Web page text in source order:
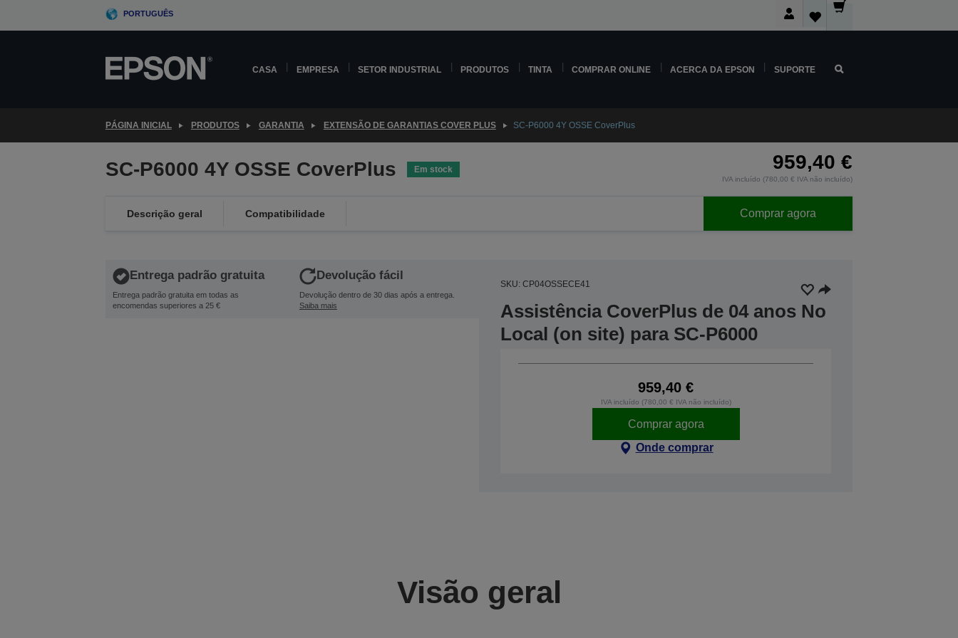
PORTUGUÊS
CASA EMPRESA SETOR INDUSTRIAL PRODUTOS TINTA COMPRAR ONLINE ACERCA DA EPSON SUPORTE
PÁGINA INICIAL PRODUTOS GARANTIA EXTENSÃO DE GARANTIAS COVER PLUS SC-P6000 4Y OSSE CoverPlus
SC-P6000 4Y OSSE CoverPlus Em stock 959,40 €
IVA incluído (780,00 € IVA não incluído)
Descrição geral Compatibilidade Comprar agora
Entrega padrão gratuita
Entrega padrão gratuita em todas as
encomendas superiores a 25 €
Devolução fácil
Devolução dentro de 30 dias após a entrega.
Saiba mais
SKU: CP04OSSECE41
Assistência CoverPlus de 04 anos No
Local (on site) para SC-P6000
959,40 €
IVA incluído (780,00 € IVA não incluído)
Comprar agora
Onde comprar
Visão geral